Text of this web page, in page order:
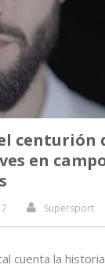
centurión
en
Supersport
cuenta la